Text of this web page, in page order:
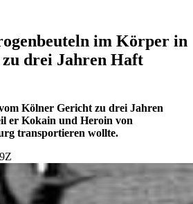
im Körper in
drei Jahren Haft
Kölner Gericht zu drei Jahren
er Kokain und Heroin von
transportieren wollte.